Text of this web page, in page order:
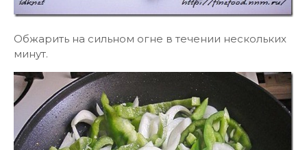
Обжарить на сильном огне в течении нескольких
минут.